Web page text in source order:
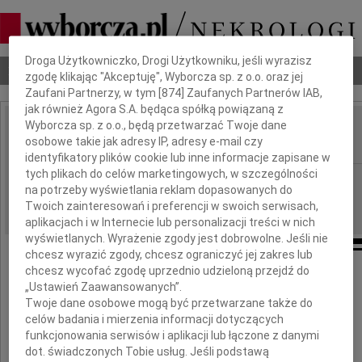
Nekrologi Odeszli Poradnik pogrzebowy
IMIĘ I NAZWISKO: Andrzej Wajda
REGION: Warszawa
DATA EMISJI: 07.10.2024
9 października 2016 roku,
odszedł od nas
Dbamy o Twoją prywatność
Droga Użytkowniczko, Drogi Użytkowniku, jeśli wyrazisz
zgodę klikając "Akceptuję", Wyborcza sp. z o.o. oraz jej
Zaufani Partnerzy, w tym [874 ] Zaufanych Partnerów IAB,
jak również Agora S.A. będąca spółką powiązaną z
Wyborcza sp. z o.o., będą przetwarzać Twoje dane
osobowe takie jak adresy IP, adresy e-mail czy
identyfikatory plików cookie lub inne informacje zapisane w
tych plikach do celów marketingowych, w szczególności
na potrzeby wyświetlania reklam dopasowanych do
Twoich zainteresowań i preferencji w swoich serwisach,
aplikacjach i w Internecie lub personalizacji treści w nich
wyświetlanych. Wyrażenie zgody jest dobrowolne. Jeśli nie
chcesz wyrazić zgody, chcesz ograniczyć jej zakres lub
chcesz wycofać zgodę uprzednio udzieloną przejdź do
„Ustawień Zaawansowanych”.
Twoje dane osobowe mogą być przetwarzane także do
celów badania i mierzenia informacji dotyczących
funkcjonowania serwisów i aplikacji lub łączone z danymi
dot. świadczonych Tobie usług. Jeśli podstawą